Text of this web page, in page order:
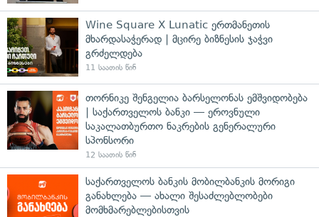
Wine Square X Lunatic ერთმანეთის
მხარდასაჭერად | მცირე ბიზნესის ჯაჭვი
გრძელდება
11 საათის წინ
თორნიკე შენგელია ბარსელონას ემშვიდობება
| საქართველოს ბანკი — ეროვნული
საკალათბურთო ნაკრების გენერალური
სპონსორი
12 საათის წინ
საქართველოს ბანკის მობილბანკის მორიგი
განახლება — ახალი შესაძლებლობები
მომხმარებლებისთვის